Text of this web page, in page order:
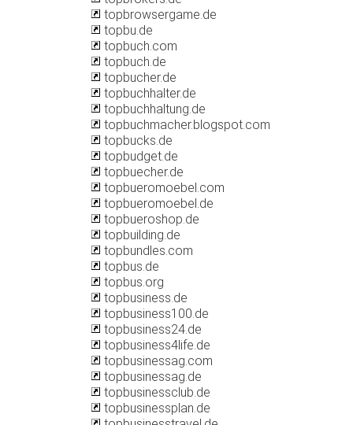
topbrowsergame.de
topbu.de
topbuch.com
topbuch.de
topbucher.de
topbuchhalter.de
topbuchhaltung.de
topbuchmacher.blogspot.com
topbucks.de
topbudget.de
topbuecher.de
topbueromoebel.com
topbueromoebel.de
topbueroshop.de
topbuilding.de
topbundles.com
topbus.de
topbus.org
topbusiness.de
topbusiness100.de
topbusiness24.de
topbusiness4life.de
topbusinessag.com
topbusinessag.de
topbusinessclub.de
topbusinessplan.de